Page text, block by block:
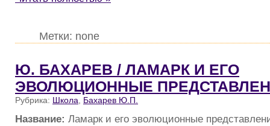
Метки: none
Ю. БАХАРЕВ / ЛАМАРК И ЕГО
ЭВОЛЮЦИОННЫЕ
Рубрика: Школа Бахарев Ю.П.
Название: Ламарк и его эволюционные